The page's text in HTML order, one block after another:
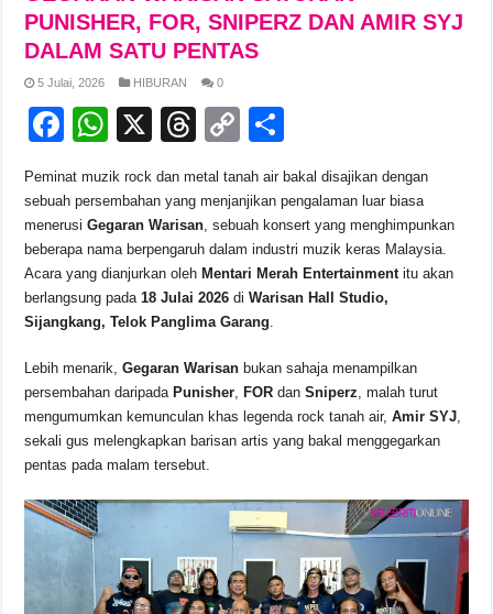
b
o
o
k
A
p
p
d
s
Li
n
k
PUNISHER, FOR, SNIPERZ DAN AMIR SYJ
DALAM SATU PENTAS
5 Julai, 2026 HIBURAN 0
F
c
e
b
o
o
k
W
at
s
A
p
p
X
T
e
a
d
s
C
p
y
Li
n
k
ar
e
Peminat muzik rock dan metal tanah air bakal disajikan dengan
sebuah persembahan yang menjanjikan pengalaman luar biasa
menerusiGegaran Warisan , sebuah konsert yang menghimpunkan
beberapa nama berpengaruh dalam industri muzik keras Malaysia.
Acara yang dianjurkan oleh Mentari Merah Entertainment itu akan
berlangsung pada 18 Julai 2026 diWarisan Hall Studio,
Sijangkang, Telok Panglima Garang
Lebih menarik,Gegaran Warisan bukan sahaja menampilkan
persembahan daripada Punisher FOR danSniperz , malah turut
mengumumkan kemunculan khas legenda rock tanah air,Amir SYJ
sekali gus melengkapkan barisan artis yang bakal menggegarkan
pentas pada malam tersebut.